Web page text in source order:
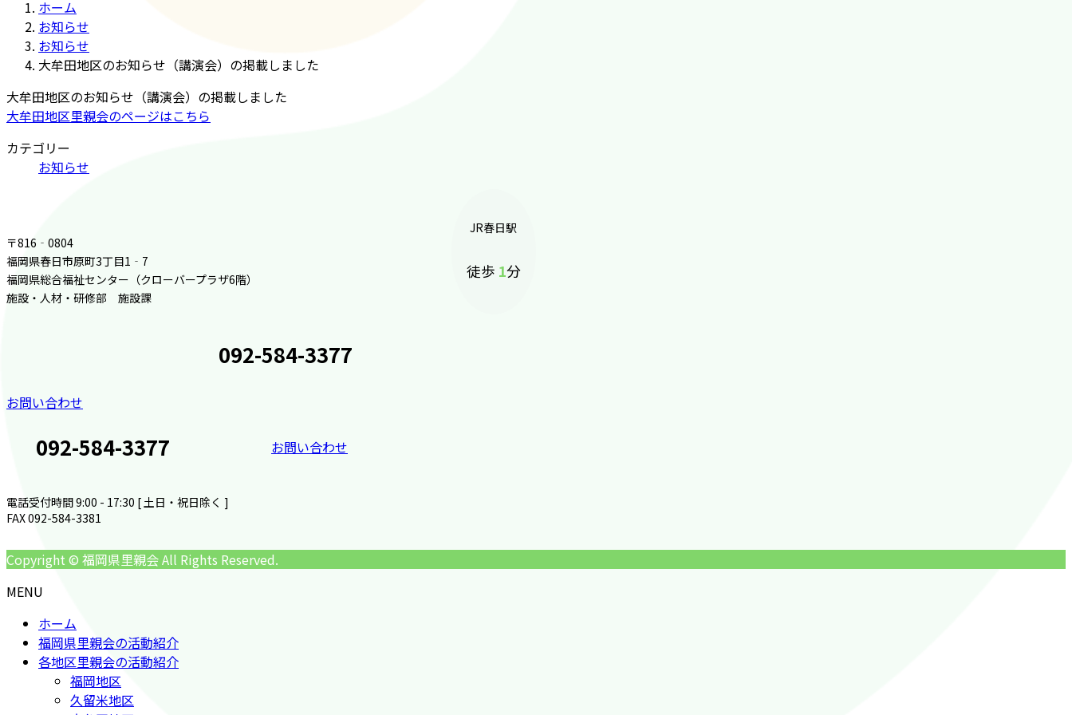
ホーム
お知らせ
お知らせ
大牟田地区のお知らせ（講演会）の掲載しました
大牟田地区のお知らせ（講演会）の掲載しました
大牟田地区里親会のページはこちら
カテゴリー
お知らせ
〒816‐0804
福岡県春日市原町3丁目1‐7
福岡県総合福祉センター（クローバープラザ6階）
施設・人材・研修部 施設課
JR春日駅
徒歩 1分
092-584-3377
お問い合わせ
092-584-3377 お問い合わせ
電話受付時間 9:00 - 17:30 [ 土日・祝日除く ]
FAX 092-584-3381
Copyright © 福岡県里親会 All Rights Reserved.
MENU
ホーム
福岡県里親会の活動紹介
各地区里親会の活動紹介
福岡地区
久留米地区